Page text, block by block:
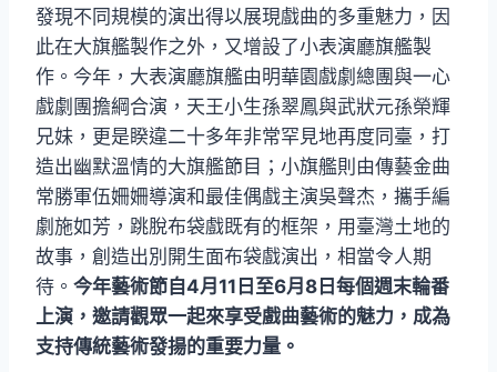
發現不同規模的演出得以展現戲曲的多重魅力，因
此在大旗艦製作之外，又增設了小表演廳旗艦製
作。今年，大表演廳旗艦由明華園戲劇總團與一心
戲劇團擔綱合演，天王小生孫翠鳳與武狀元孫榮輝
兄妹，更是睽違二十多年非常罕見地再度同臺，打
造出幽默溫情的大旗艦節目；小旗艦則由傳藝金曲
常勝軍伍姍姍導演和最佳偶戲主演吳聲杰，攜手編
劇施如芳，跳脫布袋戲既有的框架，用臺灣土地的
故事，創造出別開生面布袋戲演出，相當令人期
待。 今年藝術節自4月11日至6月8日每個週末輪番
上演，邀請觀眾一起來享受戲曲藝術的魅力，成為
支持傳統藝術發揚的重要力量。